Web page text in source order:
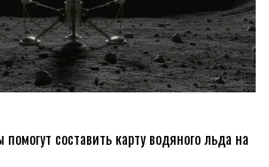
составить карту водяного льда на